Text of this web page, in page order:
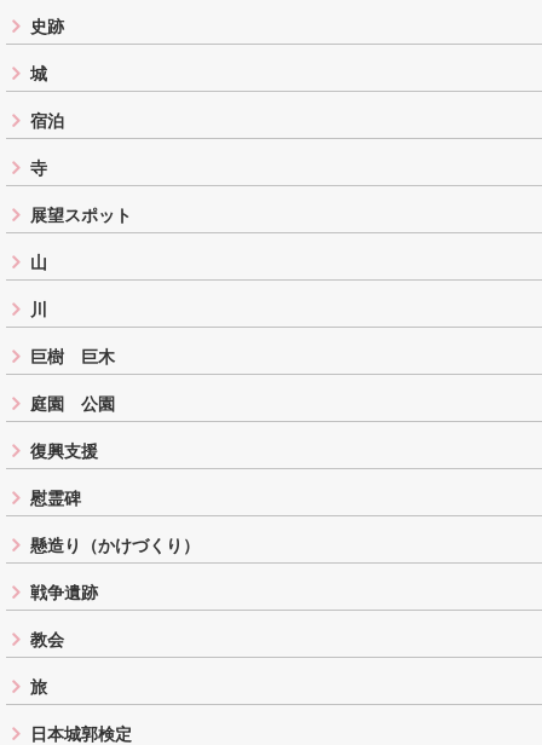
史跡
城
宿泊
寺
展望スポット
山
川
巨樹 巨木
庭園 公園
復興支援
慰霊碑
懸造り（かけづくり）
戦争遺跡
教会
旅
日本城郭検定